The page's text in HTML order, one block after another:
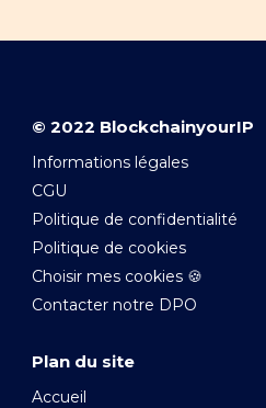
© 2022 BlockchainyourIP
Informations légales
CGU
Politique de confidentialité
Politique de cookies
Choisir mes cookies 🍪
Contacter notre DPO
Plan du site
Accueil